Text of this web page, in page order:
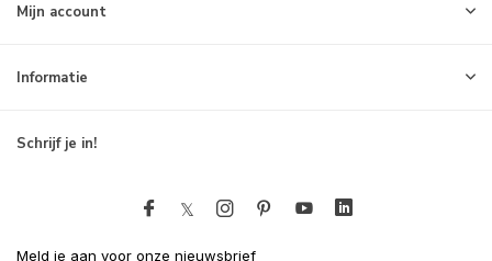
Mijn account
Informatie
Schrijf je in!
Meld je aan voor onze nieuwsbrief